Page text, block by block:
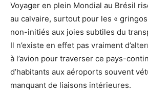
Voyager en plein Mondial au Brésil
au calvaire, surtout pour les «
non-initiés aux joies subtiles du
Il n’existe en effet pas vraiment
à l’avion pour traverser ce pays-
d’habitants aux aéroports souvent
manquant de liaisons intérieures.